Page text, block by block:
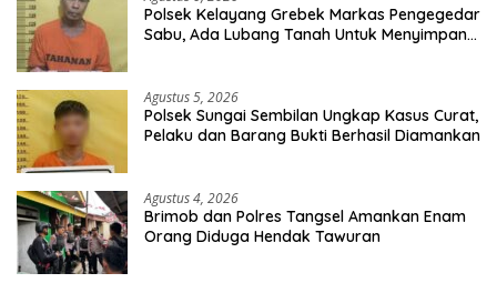
Polsek Kelayang Grebek Markas Pengegedar
Sabu, Ada Lubang Tanah Untuk Menyimpan
Agustus 5, 2026
Polsek Sungai Sembilan Ungkap Kasus Curat,
Pelaku dan Barang Bukti Berhasil Diamankan
Agustus 4, 2026
Brimob dan Polres Tangsel Amankan Enam
Orang Diduga Hendak Tawuran